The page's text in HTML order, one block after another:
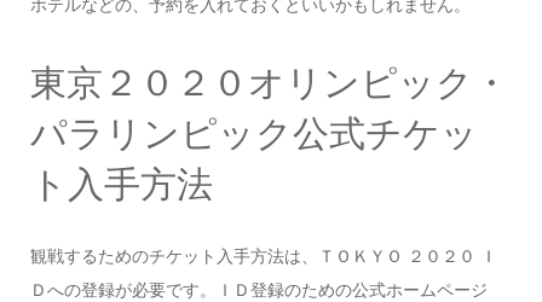
ホテルなどの、予約を入れておくといいかもしれません。
東京２０２０オリンピック・
パラリンピック公式チケッ
ト入手方法
観戦するためのチケット入手方法は、ＴＯＫＹＯ ２０２０ Ｉ
Ｄへの登録が必要です。ＩＤ登録のための公式ホームページ